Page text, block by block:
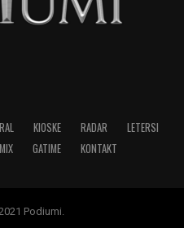
viti është kryer
do rriten përtej